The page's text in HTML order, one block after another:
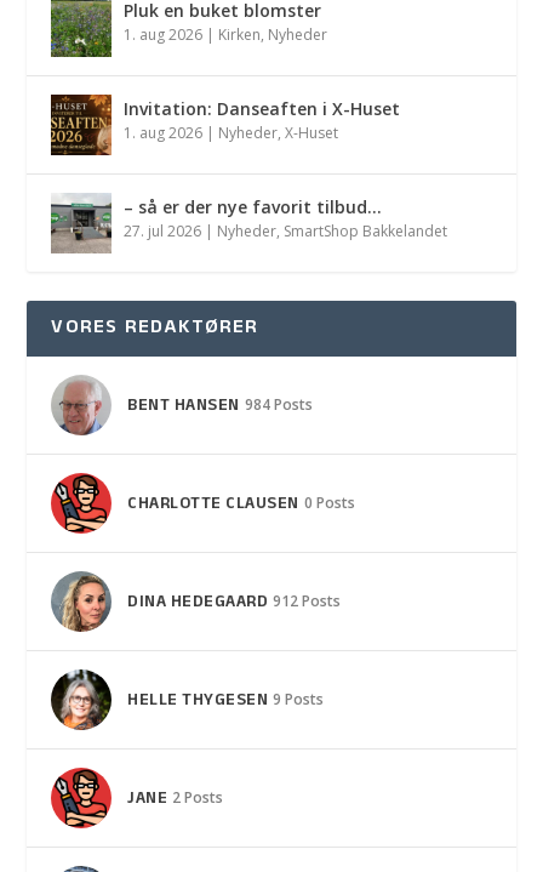
Pluk en buket blomster
1. aug 2026 | Kirken, Nyheder
Invitation: Danseaften i X-Huset
1. aug 2026 | Nyheder,X-Huset
– så er der nye favorit tilbud…
27. jul 2026 | Nyheder, SmartShop Bakkelandet
VORES REDAKTØRER
BENT HANSEN 984 Posts
CHARLOTTE CLAUSEN 0 Posts
DINA HEDEGAARD 912 Posts
HELLE THYGESEN 9 Posts
JANE 2 Posts